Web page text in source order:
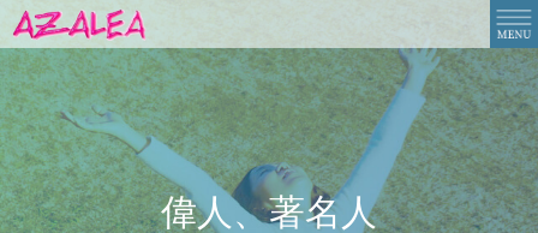
偉人、著名人